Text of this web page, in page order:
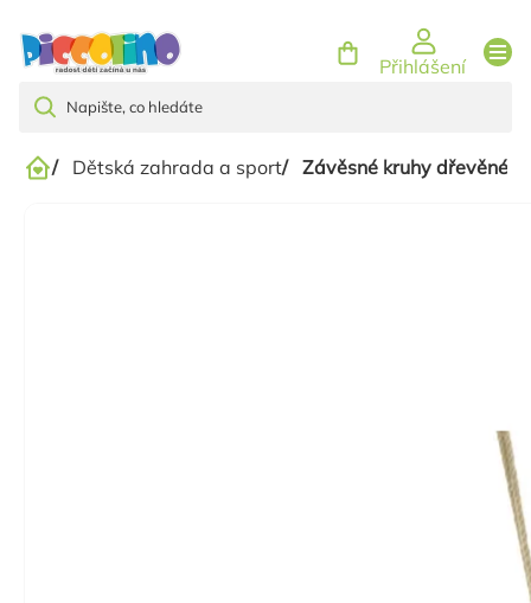
Přihlášení
Domů
/ Dětská zahrada a sport/ Závěsné kruhy dřevěné